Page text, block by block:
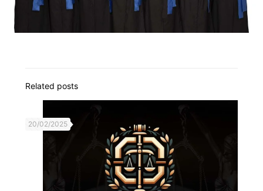
Related posts
20/02/2025